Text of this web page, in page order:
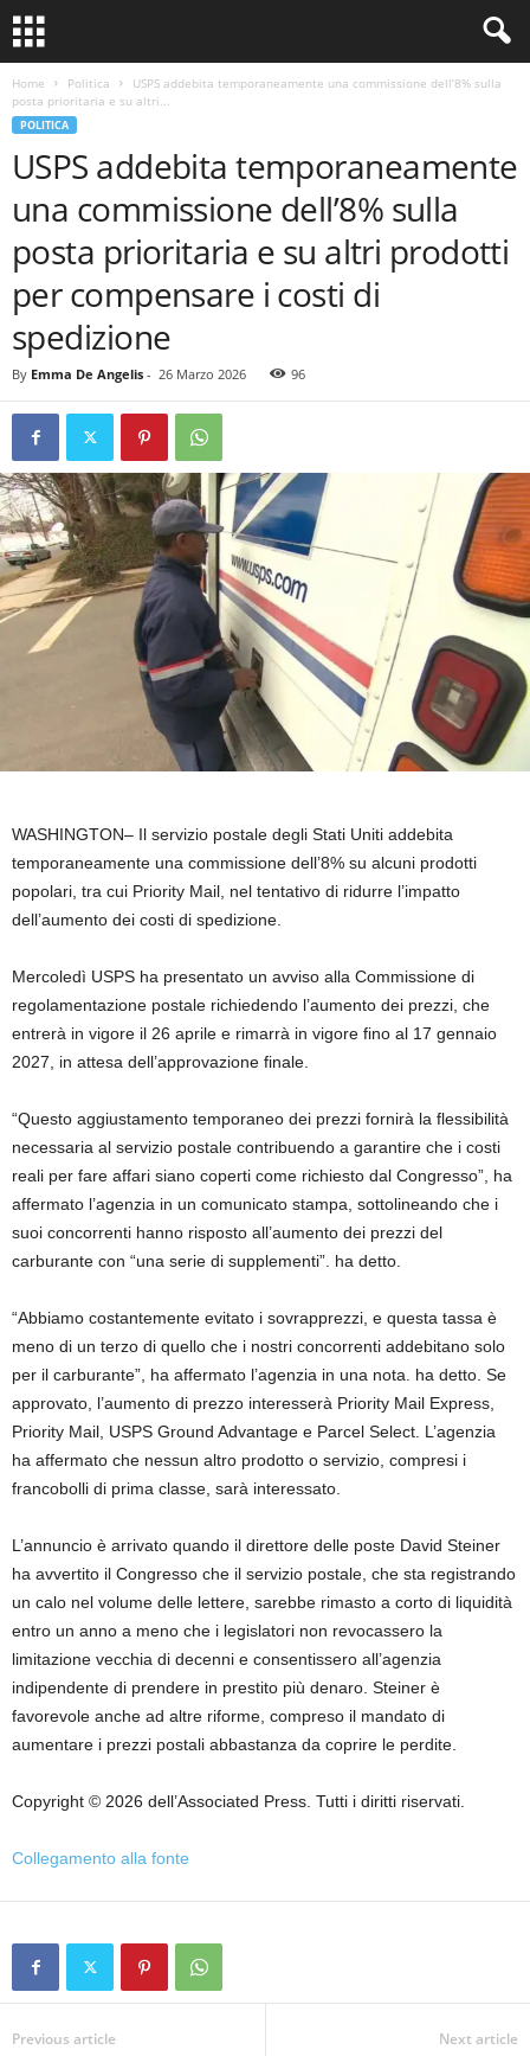
Home Politica
USPS addebita temporaneamente una commissione dell’8% sulla
posta prioritaria e su altri...
POLITICA
USPS addebita temporaneamente
una commissione dell’8% sulla
posta prioritaria e su altri prodotti
per compensare i costi di
spedizione
By Emma De Angelis - 26 Marzo 2026 96
WASHINGTON– Il servizio postale degli Stati Uniti addebita
temporaneamente una commissione dell’8% su alcuni prodotti
popolari, tra cui Priority Mail, nel tentativo di ridurre l’impatto
dell’aumento dei costi di spedizione.
Mercoledì USPS ha presentato un avviso alla Commissione di
regolamentazione postale richiedendo l’aumento dei prezzi, che
entrerà in vigore il 26 aprile e rimarrà in vigore fino al 17 gennaio
2027, in attesa dell’approvazione finale.
“Questo aggiustamento temporaneo dei prezzi fornirà la flessibilità
necessaria al servizio postale contribuendo a garantire che i costi
reali per fare affari siano coperti come richiesto dal Congresso”, ha
affermato l’agenzia in un comunicato stampa, sottolineando che i
suoi concorrenti hanno risposto all’aumento dei prezzi del
carburante con “una serie di supplementi”. ha detto.
“Abbiamo costantemente evitato i sovrapprezzi, e questa tassa è
meno di un terzo di quello che i nostri concorrenti addebitano solo
per il carburante”, ha affermato l’agenzia in una nota. ha detto. Se
approvato, l’aumento di prezzo interesserà Priority Mail Express,
Priority Mail, USPS Ground Advantage e Parcel Select. L’agenzia
ha affermato che nessun altro prodotto o servizio, compresi i
francobolli di prima classe, sarà interessato.
L’annuncio è arrivato quando il direttore delle poste David Steiner
ha avvertito il Congresso che il servizio postale, che sta registrando
un calo nel volume delle lettere, sarebbe rimasto a corto di liquidità
entro un anno a meno che i legislatori non revocassero la
limitazione vecchia di decenni e consentissero all’agenzia
indipendente di prendere in prestito più denaro. Steiner è
favorevole anche ad altre riforme, compreso il mandato di
aumentare i prezzi postali abbastanza da coprire le perdite.
Copyright © 2026 dell’Associated Press. Tutti i diritti riservati.
Collegamento alla fonte
Previous article Next article